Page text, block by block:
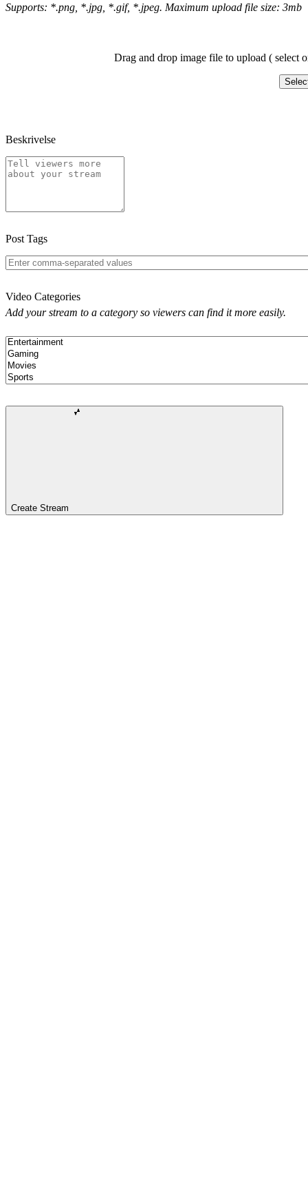
Supports: *.png, *.jpg, *.gif, *.jpeg. Maximum upload file size: 3mb
Drag and drop image file to upload ( select
Beskrivelse
Post Tags
Video Categories
Add your stream to a category so viewers can find it more easily.
Create Stream